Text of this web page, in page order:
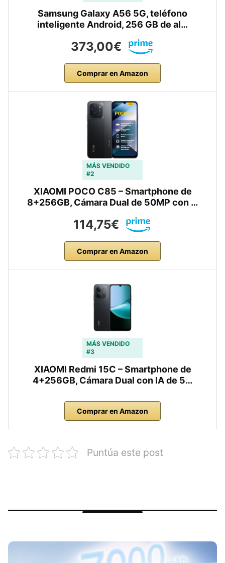
Samsung Galaxy A56 5G, teléfono
inteligente Android, 256 GB de al…
373,00€
Comprar en Amazon
MÁS VENDIDO
#2
XIAOMI POCO C85 – Smartphone de
8+256GB, Cámara Dual de 50MP con …
114,75€
Comprar en Amazon
MÁS VENDIDO
#3
XIAOMI Redmi 15C – Smartphone de
4+256GB, Cámara Dual con IA de 5…
Comprar en Amazon
Puntúa este post